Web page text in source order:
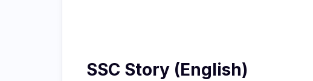
SSC Story (English)